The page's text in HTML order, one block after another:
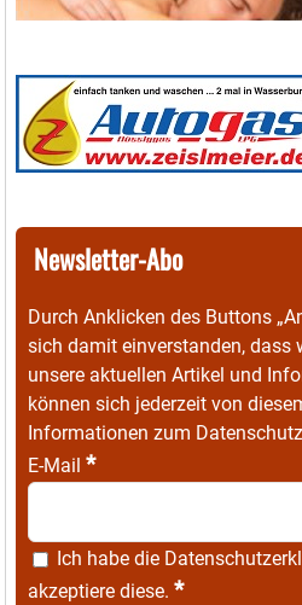
Newsletter-Abo
Durch Anklicken des Buttons
sich damit einverstanden, dass
unsere aktuellen Artikel und
können sich jederzeit von
Informationen zum
E-Mail *
Ich habe die
akzeptiere diese. *